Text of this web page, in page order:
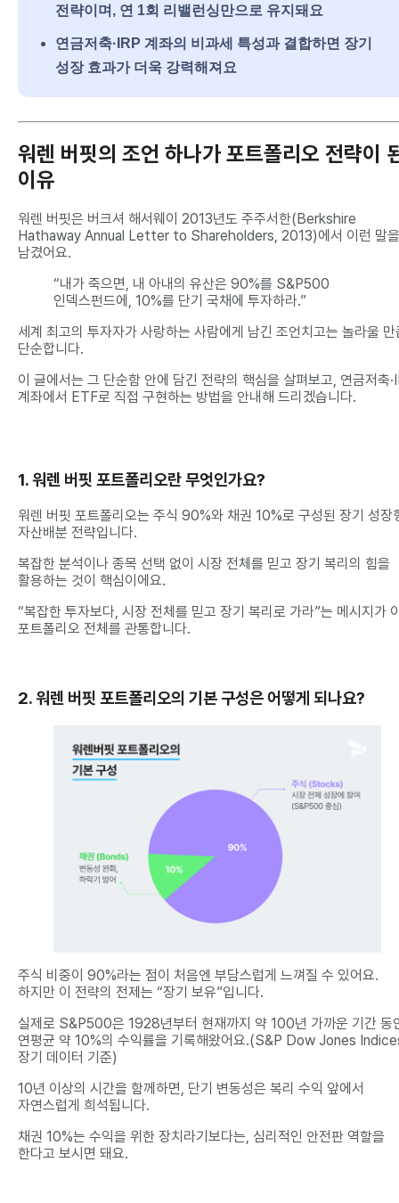
전략이며, 연 1회 리밸런싱만으로 유지돼요
연금저축·IRP 계좌의 비과세 특성과 결합하면 장기
성장 효과가 더욱 강력해져요
워렌 버핏의 조언 하나가 포트폴리오 전략이
이유
워렌 버핏은 버크셔 해서웨이 2013년도 주주서한(Berkshire
Hathaway Annual Letter to Shareholders, 2013)에서 이런 말을
남겼어요.
“내가 죽으면, 내 아내의 유산은 90%를 S&P500
인덱스펀드에, 10%를 단기 국채에 투자하라.”
세계 최고의 투자자가 사랑하는 사람에게 남긴 조언치고는 놀라울 만
단순합니다.
이 글에서는 그 단순함 안에 담긴 전략의 핵심을 살펴보고, 연금저축
계좌에서 ETF로 직접 구현하는 방법을 안내해 드리겠습니다.
1. 워렌 버핏 포트폴리오란 무엇인가요?
워렌 버핏 포트폴리오는 주식 90%와 채권 10%로 구성된 장기 성장
자산배분 전략입니다.
복잡한 분석이나 종목 선택 없이 시장 전체를 믿고 장기 복리의 힘을
활용하는 것이 핵심이에요.
“복잡한 투자보다, 시장 전체를 믿고 장기 복리로 가라”는 메시지가
포트폴리오 전체를 관통합니다.
2. 워렌 버핏 포트폴리오의 기본 구성은 어떻게 되나요?
주식 비중이 90%라는 점이 처음엔 부담스럽게 느껴질 수 있어요.
하지만 이 전략의 전제는 “장기 보유”입니다.
실제로 S&P500은 1928년부터 현재까지 약 100년 가까운 기간 동
연평균 약 10%의 수익률을 기록해왔어요.(S&P Dow Jones
장기 데이터 기준)
10년 이상의 시간을 함께하면, 단기 변동성은 복리 수익 앞에서
자연스럽게 희석됩니다.
채권 10%는 수익을 위한 장치라기보다는, 심리적인 안전판 역할을
한다고 보시면 돼요.